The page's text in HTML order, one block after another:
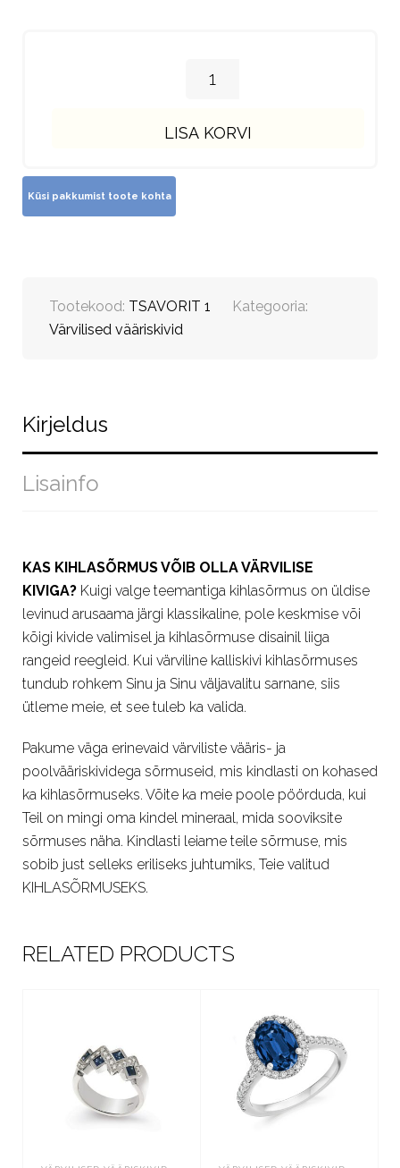
LISA KORVI
Tootekood: TSAVORIT 1
Kategooria:
Värvilised vääriskivid
Kirjeldus
Lisainfo
KAS KIHLASÕRMUS VÕIB OLLA VÄRVILISE
KIVIGA? Kuigi valge teemantiga kihlasõrmus on üldise
levinud arusaama järgi klassikaline, pole keskmise või
kõigi kivide valimisel ja kihlasõrmuse disainil liiga
rangeid reegleid. Kui värviline kalliskivi kihlasõrmuses
tundub rohkem Sinu ja Sinu väljavalitu sarnane, siis
ütleme meie, et see tuleb ka valida.
Pakume väga erinevaid värviliste vääris- ja
poolvääriskividega sõrmuseid, mis kindlasti on kohased
ka kihlasõrmuseks. Võite ka meie poole pöörduda, kui
Teil on mingi oma kindel mineraal, mida sooviksite
sõrmuses näha. Kindlasti leiame teile sõrmuse, mis
sobib just selleks eriliseks juhtumiks, Teie valitud
KIHLASÕRMUSEKS.
RELATED PRODUCTS